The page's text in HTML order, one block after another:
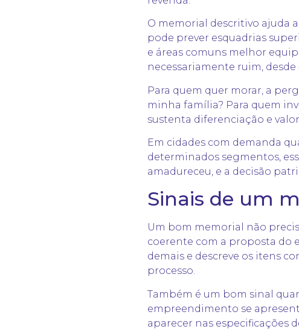
O memorial descritivo ajuda
pode prever esquadrias
e áreas comuns melhor
necessariamente ruim,
Para quem quer morar, a
minha família? Para quem
sustenta diferenciação e
Em cidades com demanda
determinados segmentos,
amadureceu, e a decisão
Sinais de um
Um bom memorial não
coerente com a proposta do
demais e descreve os itens
processo.
Também é um bom sinal
empreendimento se
aparecer nas especificações